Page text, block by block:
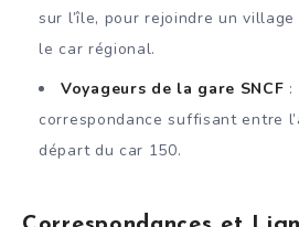
sur l’île, pour rejoindre un
le car régional.
Voyageurs de la gare SNCF :
correspondance suffisant entre
départ du car 150.